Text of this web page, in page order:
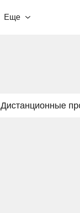
Еще
Дистанционные